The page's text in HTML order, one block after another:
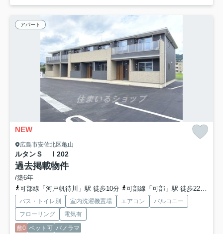
アパート
NEW
広島市安佐北区亀山
ルタンＳ Ⅰ 202
過去掲載物件
/築6年
可部線「河戸帆待川」駅 徒歩10分
可部線「可部」駅 徒歩22分車4分 1.7km
バス・トイレ別 室内洗濯機置場 エアコン
バルコニー
フローリング
電気有
敷0 ペット可 パノラマ